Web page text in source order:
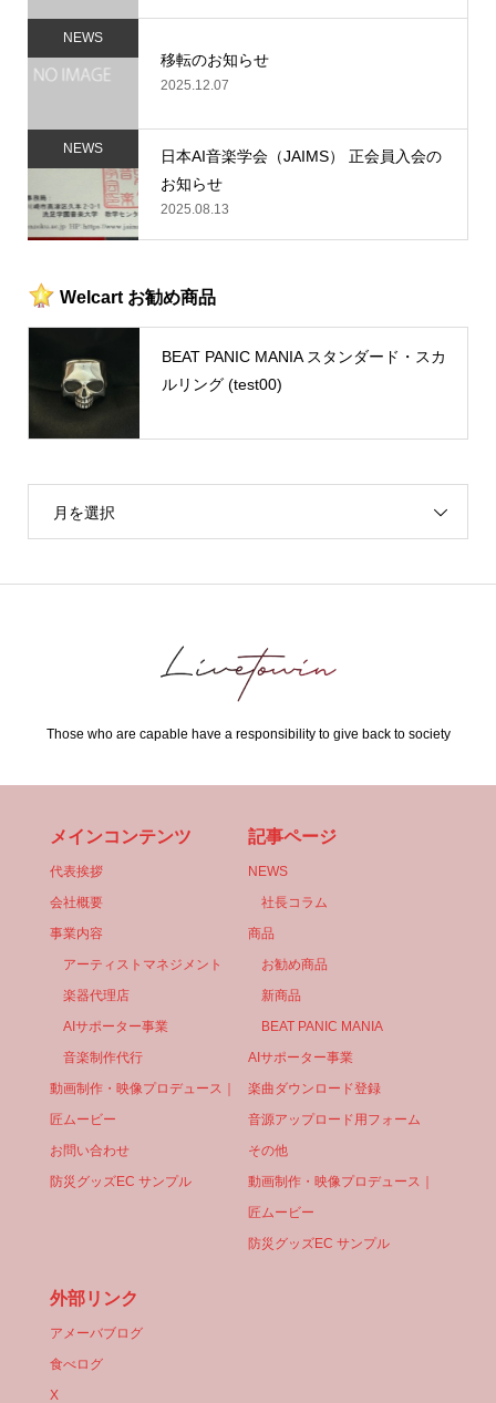
移転のお知らせ
2025.12.07
NEWS
日本AI音楽学会（JAIMS） 正会員入会の
お知らせ
2025.08.13
NEWS
Welcart お勧め商品
BEAT PANIC MANIA スタンダード・スカ
ルリング (test00)
月を選択
Those who are capable have a responsibility to give back to society
メインコンテンツ
代表挨拶
会社概要
事業内容
アーティストマネジメント
楽器代理店
AIサポーター事業
音楽制作代行
動画制作・映像プロデュース｜
匠ムービー
お問い合わせ
防災グッズEC サンプル
記事ページ
NEWS
社長コラム
商品
お勧め商品
新商品
BEAT PANIC MANIA
AIサポーター事業
楽曲ダウンロード登録
音源アップロード用フォーム
その他
動画制作・映像プロデュース｜
匠ムービー
防災グッズEC サンプル
外部リンク
アメーバブログ
食べログ
X